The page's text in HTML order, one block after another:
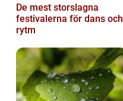
De mest storslagna
festivalerna för dans och
rytm